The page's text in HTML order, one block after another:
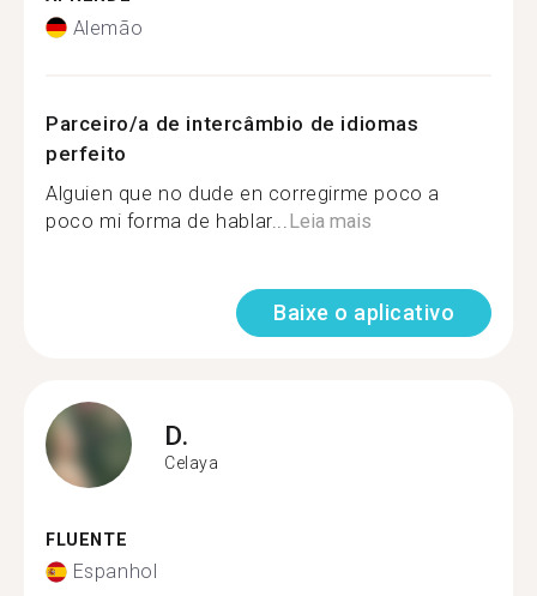
Alemão
Parceiro/a de intercâmbio de idiomas
perfeito
Alguien que no dude en corregirme poco a
poco mi forma de hablar... Leia mais
Baixe o aplicativo
D.
Celaya
FLUENTE
Espanhol